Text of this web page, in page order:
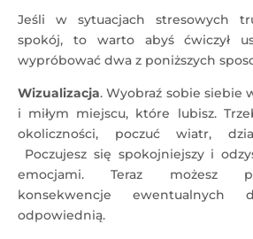
Jeśli w sytuacjach stresowych
spokój, to warto abyś ćwiczył
wypróbować dwa z poniższych
Wizualizacja. Wyobraź sobie siebie
i miłym miejscu, które lubisz.
okoliczności, poczuć wiatr,
Poczujesz się spokojniejszy i
emocjami. Teraz możesz
konsekwencje
odpowiednią.